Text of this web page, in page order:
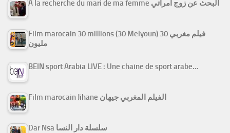
A la recherche du mari de ma femme البحث عن زوج امرأتي
Film marocain 30 millions (30 Melyoun) فيلم مغربي 30
مليون
BEIN sport Arabia LIVE : Une chaine de sport arabe…
Film marocain Jihane الفيلم المغربي جيهان
Dar Nsa سلسلة دار النسا